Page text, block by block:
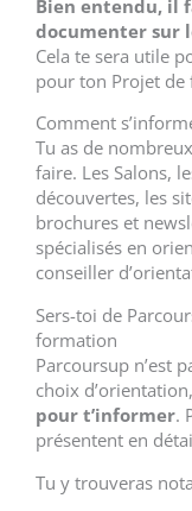
Bien entendu, il
documenter sur
Cela te sera utile
pour ton Projet
Comment
Tu as de
faire. Les Salons,
découvertes, les
brochures et
spécialisés en
conseiller
Sers-toi de
formation
Parcoursup n’est
choix
pour t’informer.
présentent en
Tu y trouveras